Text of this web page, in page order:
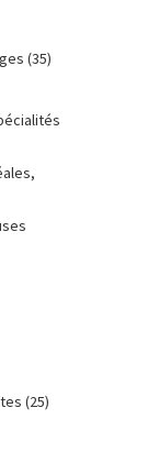
(35)
(25)